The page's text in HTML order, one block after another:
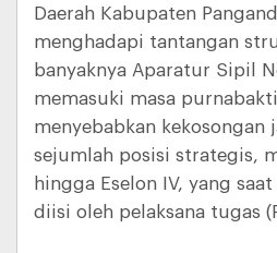
Daerah Kabupaten
menghadapi tantangan
banyaknya Aparatur Sipil
memasuki masa
menyebabkan kekosongan
sejumlah posisi strategis,
hingga Eselon IV, yang
diisi oleh pelaksana tugas